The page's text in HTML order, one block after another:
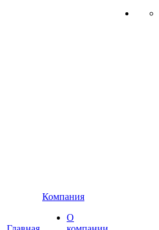
Компания
О